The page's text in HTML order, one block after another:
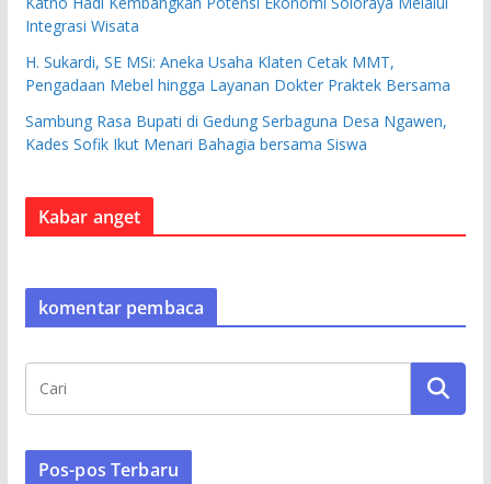
Integrasi Wisata
H. Sukardi, SE MSi: Aneka Usaha Klaten Cetak MMT,
Pengadaan Mebel hingga Layanan Dokter Praktek Bersama
Sambung Rasa Bupati di Gedung Serbaguna Desa Ngawen,
Kades Sofik Ikut Menari Bahagia bersama Siswa
Kabar anget
komentar pembaca
Pos-pos Terbaru